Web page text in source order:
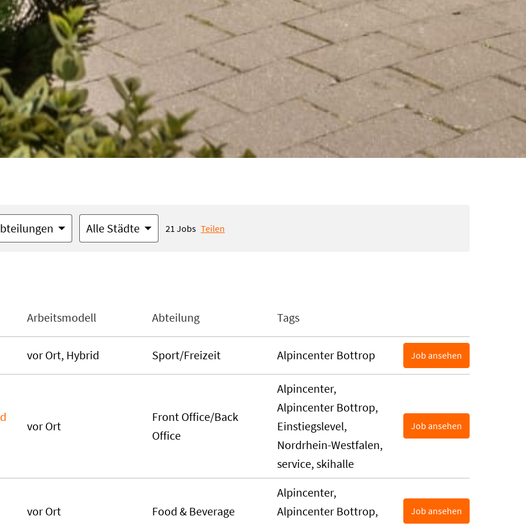
Alle Städte 21 Jobs Teilen
Arbeitsmodell Abteilung Tags
vor Ort, Hybrid Sport/Freizeit Alpincenter Bottrop Job ansehen
vor Ort
Front Office/Back
Office
Alpincenter,
Alpincenter Bottrop,
Einstiegslevel,
Nordrhein-Westfalen,
service, skihalle
Job ansehen
vor Ort Food & Beverage
Alpincenter,
Alpincenter Bottrop,
Job ansehen